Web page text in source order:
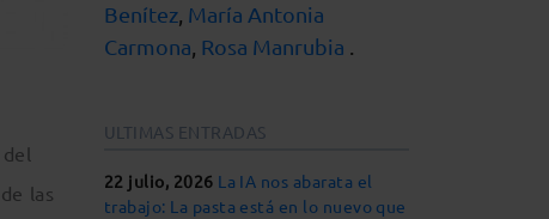
las
Benítez María Antonia
Carmona Rosa Manrubia
ULTIMAS ENTRADAS
22 julio, 2026 La IA nos abarata el
trabajo: La pasta está en lo nuevo que